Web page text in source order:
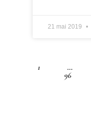
21 mai 2019
1 …
96